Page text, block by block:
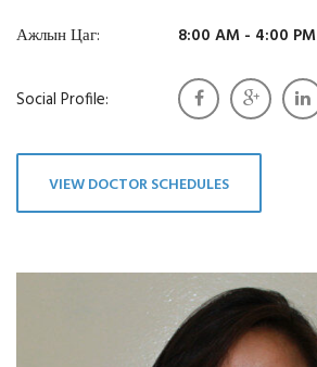
Ажлын Цаг: 8:00 AM - 4:00 PM
Social Profile:
VIEW DOCTOR SCHEDULES